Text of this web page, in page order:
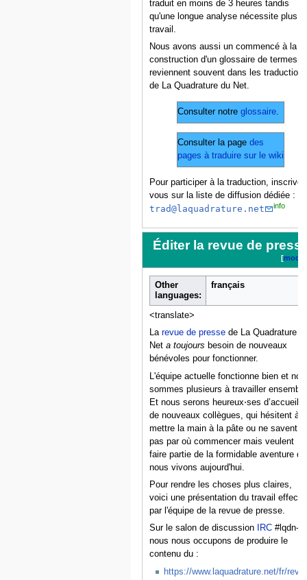
traduit en moins de 3 heures tandis
qu'une longue analyse nécessite plus
travail.
Nous avons aussi un commencé à la
construction d'un glossaire de termes
reviennent souvent dans les
de La Quadrature du Net.
Consulter notreglossaire.
Consulter la pagedes
pages à traduire sur le wiki
Pour participer à la traduction,
vous sur la liste de diffusion dédiée :
trad@laquadrature.net info
Éditer la revue de
[
Other
languages:
français
<translate>
Larevue de presse de La Quadrature
Neta toujours besoin de nouveaux
bénévoles pour fonctionner.
L'équipe actuelle fonctionne bien et
sommes plusieurs à travailler
Et nous serons heureux⋅ses d’accueillir
de nouveaux collègues, qui hésitent à
mettre la main à la pâte ou ne savent
pas par où commencer mais veulent
faire partie de la formidable aventure
nous vivons aujourd'hui.
Pour rendre les choses plus claires,
voici une présentation du travail
par l'équipe de la revue de presse.
Sur le salon de discussion
IRC #lqdn-
nous nous occupons de produire le
contenu du :
https://www.laquadrature.net/fr/